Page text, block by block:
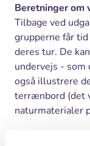
Beretninger om
Tilbage ved
grupperne får
deres tur. De
undervejs - som
også illustrere
terrænbord (det
naturmaterialer
Herefter